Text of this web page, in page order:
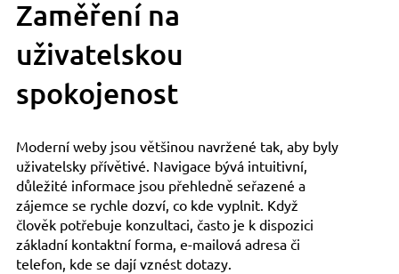
Zaměření na
uživatelskou
spokojenost
Moderní weby jsou většinou navržené tak, aby byly
uživatelsky přívětivé. Navigace bývá intuitivní,
důležité informace jsou přehledně seřazené a
zájemce se rychle dozví, co kde vyplnit. Když
člověk potřebuje konzultaci, často je k dispozici
základní kontaktní forma, e-mailová adresa či
telefon, kde se dají vznést dotazy.